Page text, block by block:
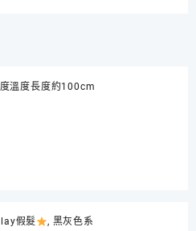
溫度長度約100cm
假髮 , 黑灰色系